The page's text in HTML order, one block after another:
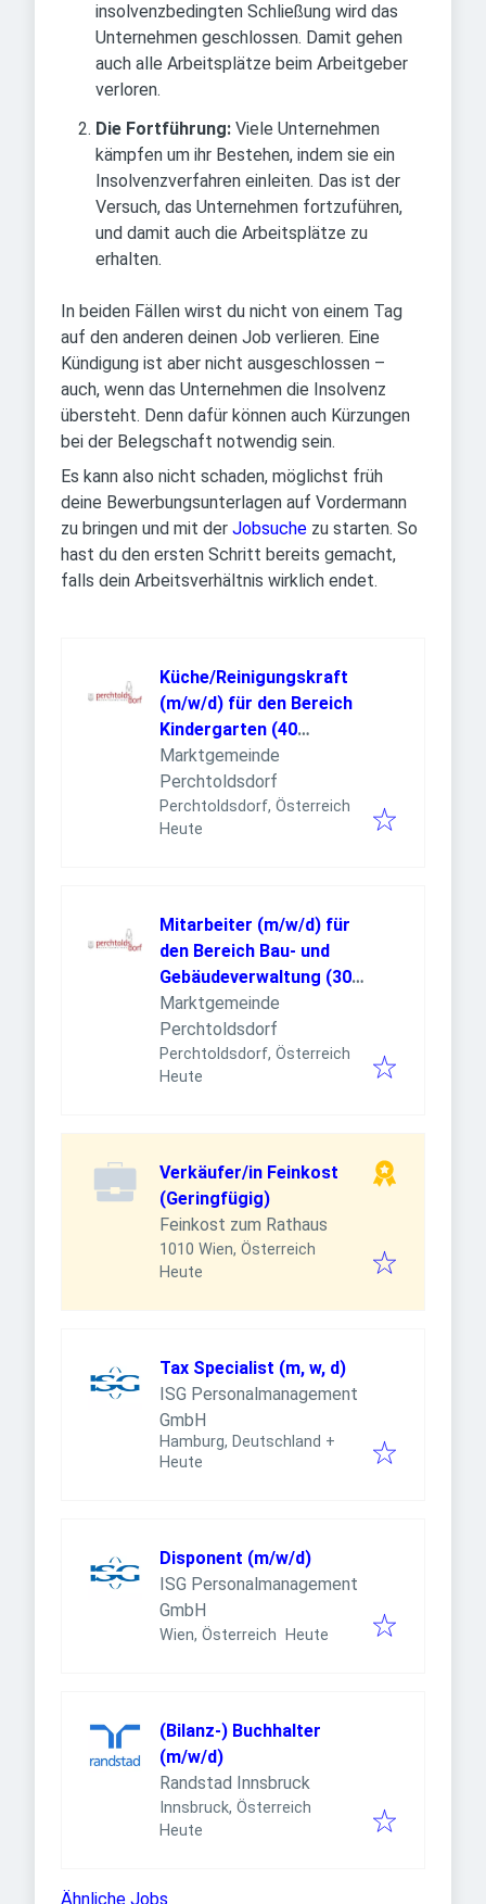
insolvenzbedingten Schließung wird das
Unternehmen geschlossen. Damit gehen
auch alle Arbeitsplätze beim Arbeitgeber
verloren.
Die Fortführung: Viele Unternehmen
kämpfen um ihr Bestehen, indem sie ein
Insolvenzverfahren einleiten. Das ist der
Versuch, das Unternehmen fortzuführen,
und damit auch die Arbeitsplätze zu
erhalten.
In beiden Fällen wirst du nicht von einem Tag
auf den anderen deinen Job verlieren. Eine
Kündigung ist aber nicht ausgeschlossen –
auch, wenn das Unternehmen die Insolvenz
übersteht. Denn dafür können auch Kürzungen
bei der Belegschaft notwendig sein.
Es kann also nicht schaden, möglichst früh
deine Bewerbungsunterlagen auf Vordermann
zu bringen und mit der Jobsuche zu starten. So
hast du den ersten Schritt bereits gemacht,
falls dein Arbeitsverhältnis wirklich endet.
Küche/Reinigungskraft
(m/w/d) für den Bereich
Kindergarten (40
Wochenstunden)
Marktgemeinde
Perchtoldsdorf
Perchtoldsdorf, Österreich
Veröffentlicht
Heute
Mitarbeiter (m/w/d) für
den Bereich Bau- und
Gebäudeverwaltung (30
Wochenstunden auf 12
Monate befristet)
Marktgemeinde
Perchtoldsdorf
Perchtoldsdorf, Österreich
Veröffentlicht
Heute
Verkäufer/in Feinkost
(Geringfügig)
Feinkost zum Rathaus
1010 Wien, Österreich
Veröffentlicht
Heute
Tax Specialist (m, w, d)
ISG Personalmanagement
GmbH
Hamburg, Deutschland +
Veröffentlicht
Heute
Disponent (m/w/d)
ISG Personalmanagement
GmbH
Wien, Österreich Veröffentlicht:
Heute
(Bilanz-) Buchhalter
(m/w/d)
Randstad Innsbruck
Innsbruck, Österreich
Veröffentlicht
Heute
Ähnliche Jobs